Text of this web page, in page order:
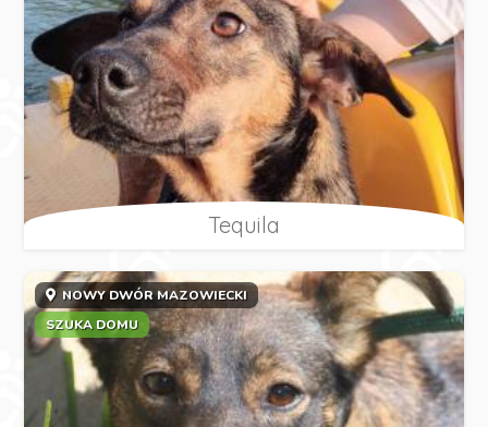
Tequila
NOWY DWÓR MAZOWIECKI
SZUKA DOMU